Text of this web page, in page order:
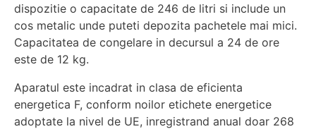
dispozitie o capacitate de 246 de litri si include un
cos metalic unde puteti depozita pachetele mai mici.
Capacitatea de congelare in decursul a 24 de ore
este de 12 kg.
Aparatul este incadrat in clasa de eficienta
energetica F, conform noilor etichete energetice
adoptate la nivel de UE, inregistrand anual doar 268